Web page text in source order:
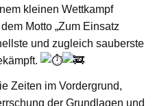
kleinen Wettkampf
Motto „Zum Einsatz
und zugleich sauberste
Zeiten im Vordergrund,
der Grundlagen und